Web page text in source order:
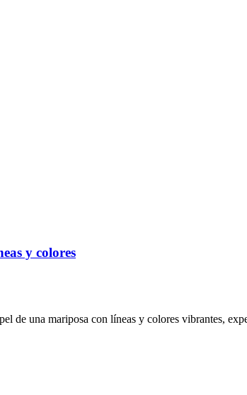
y colores
de una mariposa con líneas y colores vibrantes,